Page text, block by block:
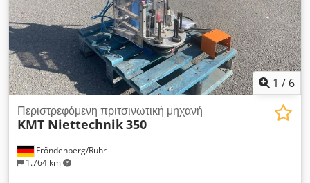
1 / 6
Fröndenberg/Ruhr
1.764 km
Περιστρεφόμενη πριτσινωτική μηχανή
KMT Niettechnik350